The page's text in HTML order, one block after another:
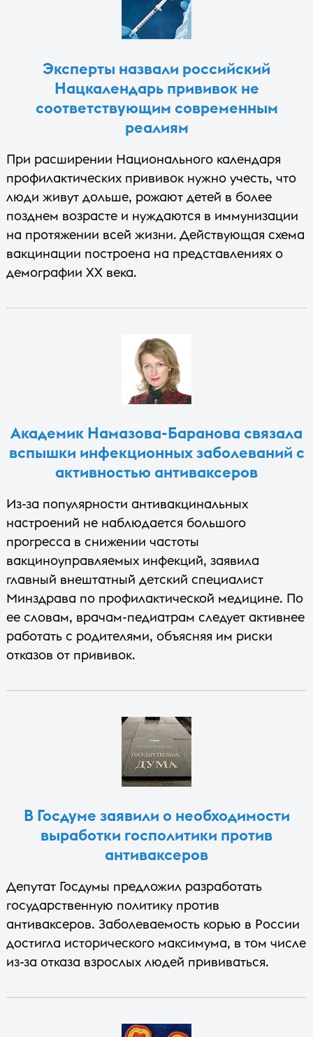
Эксперты назвали российский
Нацкалендарь прививок не
соответствующим современным
реалиям
При расширении Национального календаря
профилактических прививок нужно учесть, что
люди живут дольше, рожают детей в более
позднем возрасте и нуждаются в иммунизации
на протяжении всей жизни. Действующая схема
вакцинации построена на представлениях о
демографии XX века.
Академик Намазова-Баранова связала
вспышки инфекционных заболеваний с
активностью антиваксеров
Из-за популярности антивакцинальных
настроений не наблюдается большого
прогресса в снижении частоты
вакциноуправляемых инфекций, заявила
главный внештатный детский специалист
Минздрава по профилактической медицине. По
ее словам, врачам-педиатрам следует активнее
работать с родителями, объясняя им риски
отказов от прививок.
В Госдуме заявили о необходимости
выработки госполитики против
антиваксеров
Депутат Госдумы предложил разработать
государственную политику против
антиваксеров. Заболеваемость корью в России
достигла исторического максимума, в том числе
из-за отказа взрослых людей прививаться.